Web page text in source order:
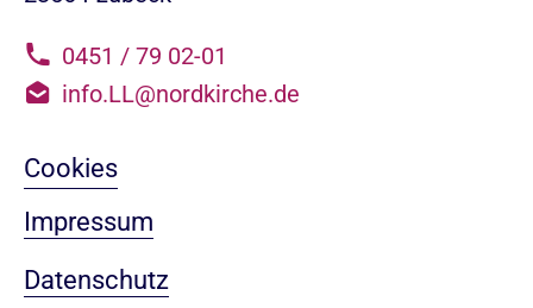
0451 / 79 02-01
info.LL@nordkirche.de
Cookies
Impressum
Datenschutz